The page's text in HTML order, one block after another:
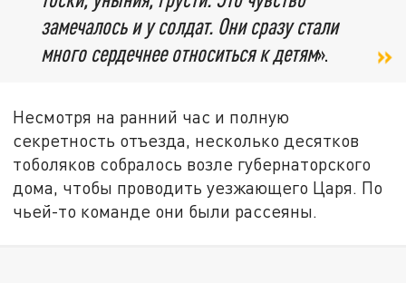
замечалось и у солдат. Они сразу стали
много сердечнее относиться к детям».
Несмотря на ранний час и полную
секретность отъезда, несколько десятков
тоболяков собралось возле губернаторского
дома, чтобы проводить уезжающего Царя. По
чьей-то команде они были рассеяны.